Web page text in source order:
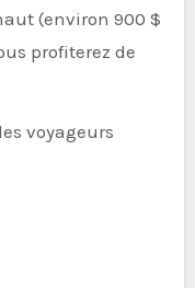
(environ 900 $
profiterez de
voyageurs